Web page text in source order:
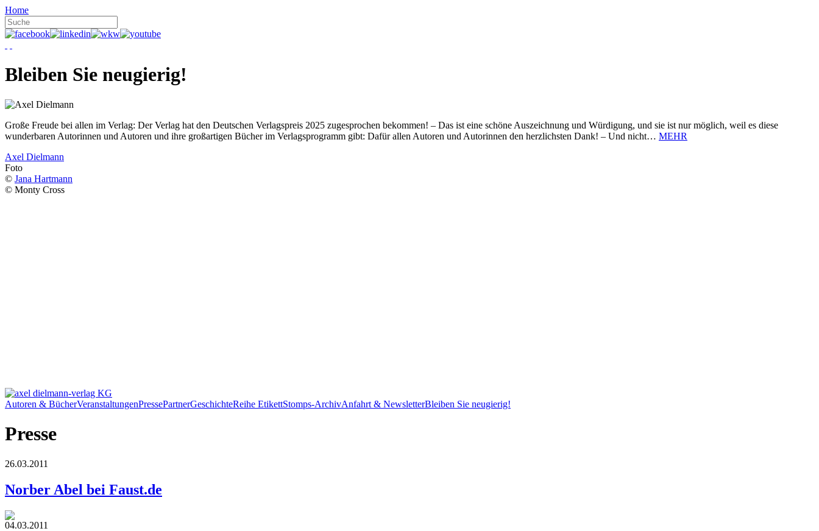
Home
Bleiben Sie neugierig!
Große Freude bei allen im Verlag: Der Verlag hat den Deutschen Verlagspreis 2025 zugesprochen bekommen! – Das ist eine schöne Auszeichnung und Würdigung, und sie ist nur möglich, weil es diese
wunderbaren Autorinnen und Autoren und ihre großartigen Bücher im Verlagsprogramm gibt: Dafür allen Autoren und Autorinnen den herzlichsten Dank! – Und nicht… MEHR
Axel Dielmann
Foto
© Jana Hartmann
© Monty Cross
Autoren & BücherVeranstaltungenPressePartnerGeschichteReihe EtikettStomps-ArchivAnfahrt & NewsletterBleiben Sie neugierig!
Presse
26.03.2011
Norber Abel bei Faust.de
04.03.2011